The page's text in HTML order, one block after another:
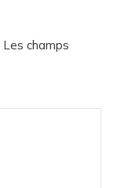
Les champs